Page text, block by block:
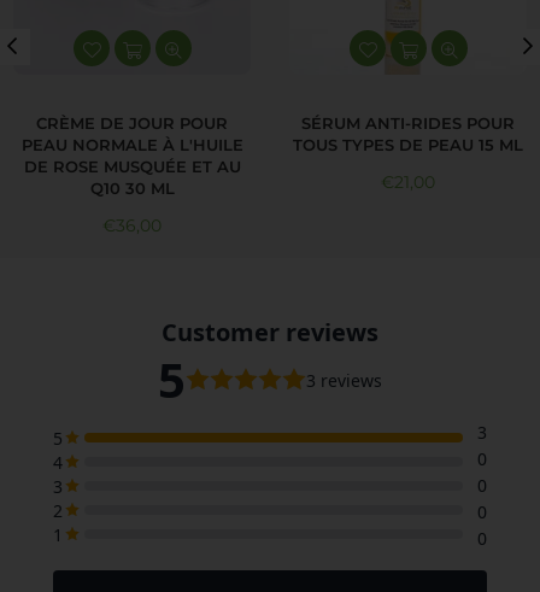
CRÈME DE JOUR POUR
PEAU NORMALE À L'HUILE
DE ROSE MUSQUÉE ET AU
Q10 30 ML
Prix régulier
€36,00
SÉRUM ANTI-RIDES POUR
TOUS TYPES DE PEAU 15 ML
Prix régulier
€21,00